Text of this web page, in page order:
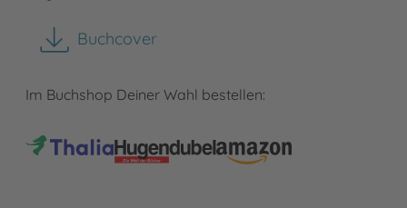
Buchcover
herunterladen
Im Buchshop Deiner Wahl bestellen: